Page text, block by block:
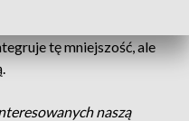
tę mniejszość, ale
naszą